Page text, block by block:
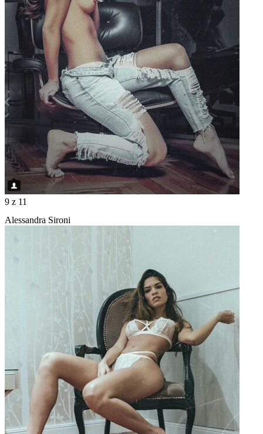
9 z 11
Alessandra Sironi